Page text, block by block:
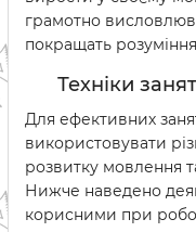
грамотно
покращать
Техніки
Для ефективних
використовувати
розвитку мовлення
Нижче наведено
корисними при